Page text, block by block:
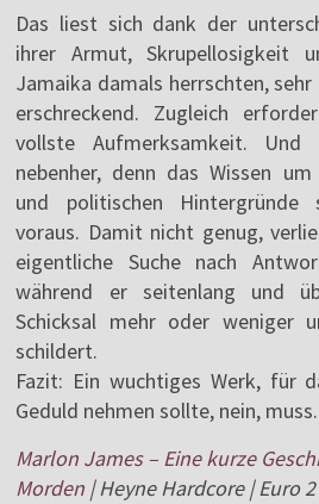
Das liest sich dank der
ihrer Armut, Skrupellosigkeit
Jamaika damals herrschten,
erschreckend. Zugleich
vollste Aufmerksamkeit. Und
nebenher, denn das Wissen
und politischen
voraus. Damit nicht genug,
eigentliche Suche nach
während er seitenlang und
Schicksal mehr oder weniger
schildert.
Fazit: Ein wuchtiges Werk, für
Geduld nehmen sollte, nein, muss.
Marlon James – Eine kurze
Morden | Heyne Hardcore | Euro